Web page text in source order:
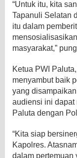
“Untuk itu, kita
Tapanuli Selatan
itu dalam
masyarakat,”
Ketua PWI
menyambut baik
yang
audiensi ini dapat
Paluta dengan
“Kita siap
Kapolres.
dalam pertemuan